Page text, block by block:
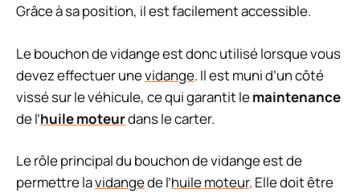
Grâce à sa position, il est facilement accessible.
Le bouchon de vidange est donc utilisé lorsque vous
devez effectuer unevidange. Il est muni d’un côté
vissé sur le véhicule, ce qui garantit lemaintenance
de l’huile moteurdans le carter.
Le rôle principal du bouchon de vidange est de
permettre lavidangede l’huile moteur. Elle doit être